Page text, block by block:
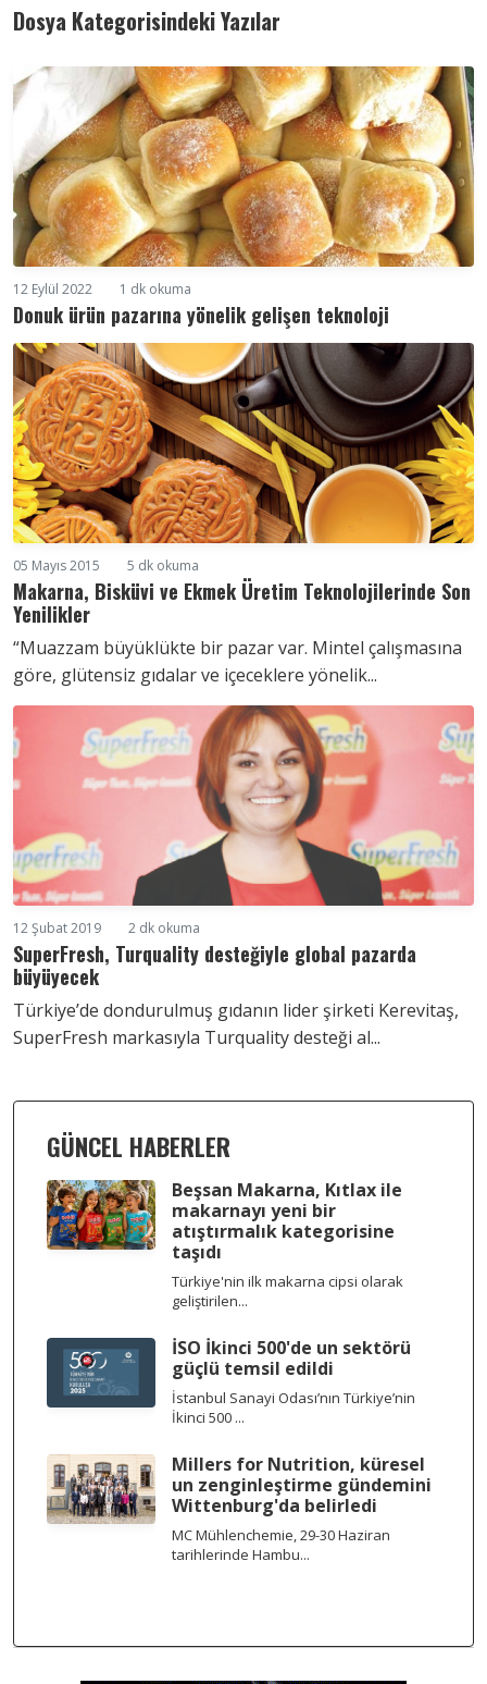
Dosya Kategorisindeki Yazılar
12 Eylül 2022 1 dk okuma
Donuk ürün pazarına yönelik gelişen teknoloji
05 Mayıs 2015 5 dk okuma
Makarna, Bisküvi ve Ekmek Üretim Teknolojilerinde Son
Yenilikler
“Muazzam büyüklükte bir pazar var. Mintel çalışmasına
göre, glütensiz gıdalar ve içeceklere yönelik...
12 Şubat 2019 2 dk okuma
SuperFresh, Turquality desteğiyle global pazarda
büyüyecek
Türkiye’de dondurulmuş gıdanın lider şirketi Kerevitaş,
SuperFresh markasıyla Turquality desteği al...
GÜNCEL HABERLER
Beşsan Makarna, Kıtlax ile
makarnayı yeni bir
atıştırmalık kategorisine
taşıdı
Türkiye'nin ilk makarna cipsi olarak
geliştirilen...
İSO İkinci 500'de un sektörü
güçlü temsil edildi
İstanbul Sanayi Odası’nın Türkiye’nin
İkinci 500 ...
Millers for Nutrition, küresel
un zenginleştirme gündemini
Wittenburg'da belirledi
MC Mühlenchemie, 29-30 Haziran
tarihlerinde Hambu...